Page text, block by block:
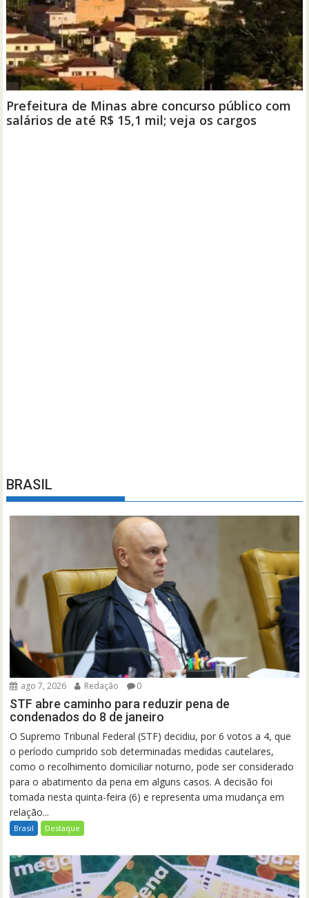
BRASIL
ago 7, 2026 Redação 0
STF abre caminho para reduzir pena de
condenados do 8 de janeiro
O Supremo Tribunal Federal (STF) decidiu, por 6 votos a 4, que
o período cumprido sob determinadas medidas cautelares,
como o recolhimento domiciliar noturno, pode ser considerado
para o abatimento da pena em alguns casos. A decisão foi
tomada nesta quinta-feira (6) e representa uma mudança em
relação...
Brasil Destaque